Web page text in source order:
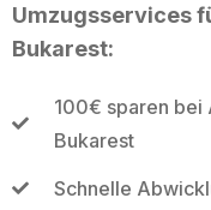
Umzugsservices
Bukarest:
100€ sparen bei
Bukarest
Schnelle